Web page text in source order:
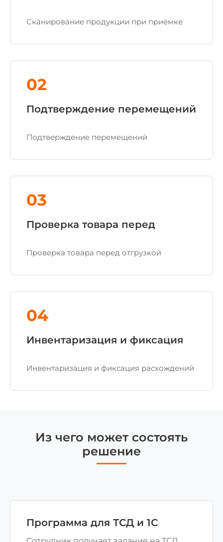
Сканирование продукции при приёмке
02
Подтверждение перемещений
Подтверждение перемещений
03
Проверка товара перед
Проверка товара перед отгрузкой
04
Инвентаризация и фиксация
Инвентаризация и фиксация расхождений
Из чего может состоять
решение
Программа для ТСД и 1С